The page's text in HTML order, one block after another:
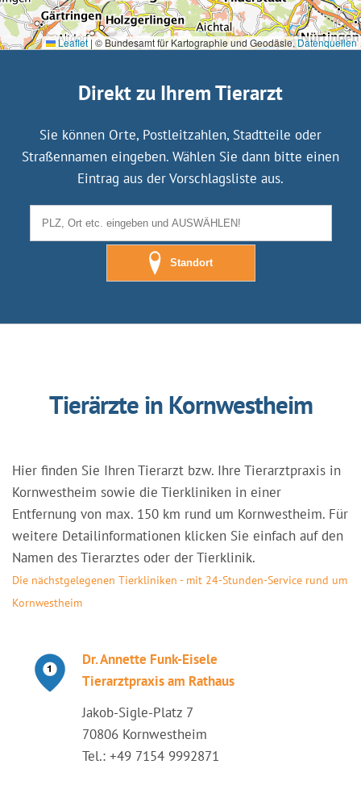
Leaflet | © Bundesamt für Kartographie und Geodäsie,Datenquellen
Direkt zu Ihrem Tierarzt
Sie können Orte, Postleitzahlen, Stadtteile oder
Straßennamen eingeben. Wählen Sie dann bitte einen
Eintrag aus der Vorschlagsliste aus.
Standort
Tierärzte in Kornwestheim
Hier finden Sie Ihren Tierarzt bzw. Ihre Tierarztpraxis in
Kornwestheim sowie die Tierkliniken in einer
Entfernung von max. 150 km rund um Kornwestheim. Für
weitere Detailinformationen klicken Sie einfach auf den
Namen des Tierarztes oder der Tierklinik.
Die nächstgelegenen Tierkliniken - mit 24-Stunden-Service rund um
Kornwestheim
Dr. Annette Funk-Eisele
Tierarztpraxis am Rathaus
Jakob-Sigle-Platz 7
70806 Kornwestheim
Tel.: +49 7154 9992871